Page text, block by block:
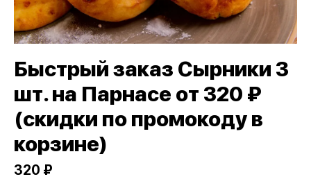
Быстрый заказ Сырники 3
шт. на Парнасе от 320 ₽
(скидки по промокоду в
корзине)
320 ₽